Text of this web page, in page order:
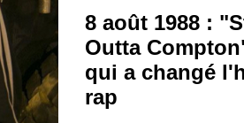
8 août 1988 :
Outta
qui a changé
rap